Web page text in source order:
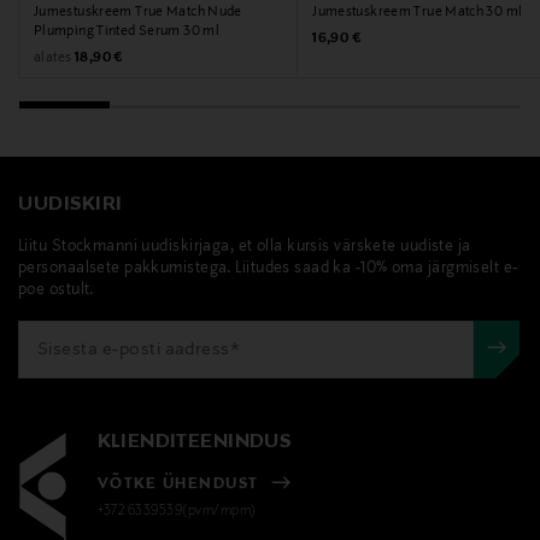
Jumestuskreem True Match Nude
Plumping Tinted Serum 30 ml
alates Original Price
18,90 €
Jumestuskreem True Match 30 ml
Original Price
16,90 €
UUDISKIRI
Liitu Stockmanni uudiskirjaga, et olla kursis värskete uudiste ja
personaalsete pakkumistega. Liitudes saad ka -10% oma järgmiselt e-
poe ostult.
KLIENDITEENINDUS
VÕTKE ÜHENDUST
+372 6339539(pvm/mpm)